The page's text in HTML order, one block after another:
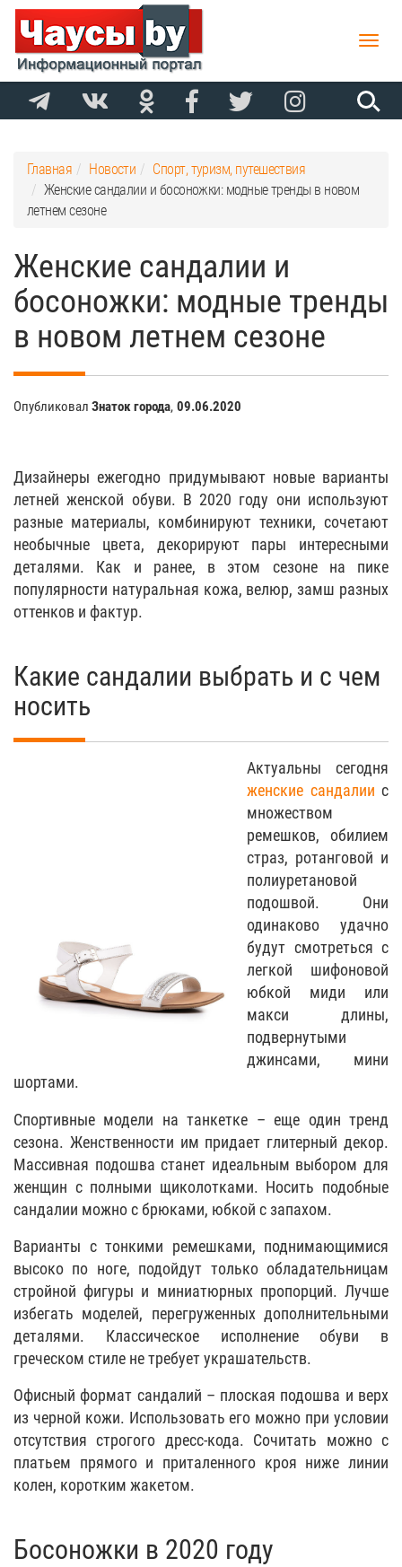
Toggle
Главная Новости
Спорт, туризм, путешествия
Женские сандалии и босоножки: модные тренды в новом
летнем сезоне
Женские сандалии и
босоножки: модные тренды
в новом летнем сезоне
Опубликовал Знаток города, 09.06.2020
Дизайнеры ежегодно придумывают новые варианты
летней женской обуви. В 2020 году они используют
разные материалы, комбинируют техники, сочетают
необычные цвета, декорируют пары интересными
деталями. Как и ранее, в этом сезоне на пике
популярности натуральная кожа, велюр, замш разных
оттенков и фактур.
Какие сандалии выбрать и с чем
носить
Актуальны сегодня
женские сандалии с
множеством
ремешков, обилием
страз, ротанговой и
полиуретановой
подошвой. Они
одинаково удачно
будут смотреться с
легкой шифоновой
юбкой миди или
макси длины,
подвернутыми
джинсами, мини
шортами.
Спортивные модели на танкетке – еще один тренд
сезона. Женственности им придает глитерный декор.
Массивная подошва станет идеальным выбором для
женщин с полными щиколотками. Носить подобные
сандалии можно с брюками, юбкой с запахом.
Варианты с тонкими ремешками, поднимающимися
высоко по ноге, подойдут только обладательницам
стройной фигуры и миниатюрных пропорций. Лучше
избегать моделей, перегруженных дополнительными
деталями. Классическое исполнение обуви в
греческом стиле не требует украшательств.
Офисный формат сандалий – плоская подошва и верх
из черной кожи. Использовать его можно при условии
отсутствия строгого дресс-кода. Сочитать можно с
платьем прямого и приталенного кроя ниже линии
колен, коротким жакетом.
Босоножки в 2020 году